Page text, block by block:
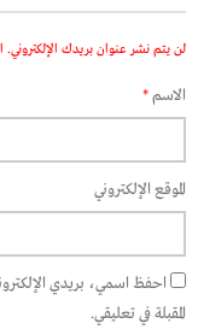
لن يتم نشر عنوان بريدك الإلكتروني.
الاسم*
الموقع الإلكتروني
احفظ اسمي، بريدي
المقبلة في تعليقي.